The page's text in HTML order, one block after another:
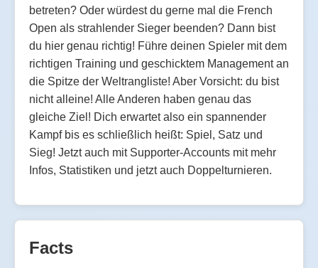
betreten? Oder würdest du gerne mal die French
Open als strahlender Sieger beenden? Dann bist
du hier genau richtig! Führe deinen Spieler mit dem
richtigen Training und geschicktem Management an
die Spitze der Weltrangliste! Aber Vorsicht: du bist
nicht alleine! Alle Anderen haben genau das
gleiche Ziel! Dich erwartet also ein spannender
Kampf bis es schließlich heißt: Spiel, Satz und
Sieg! Jetzt auch mit Supporter-Accounts mit mehr
Infos, Statistiken und jetzt auch Doppelturnieren.
Facts